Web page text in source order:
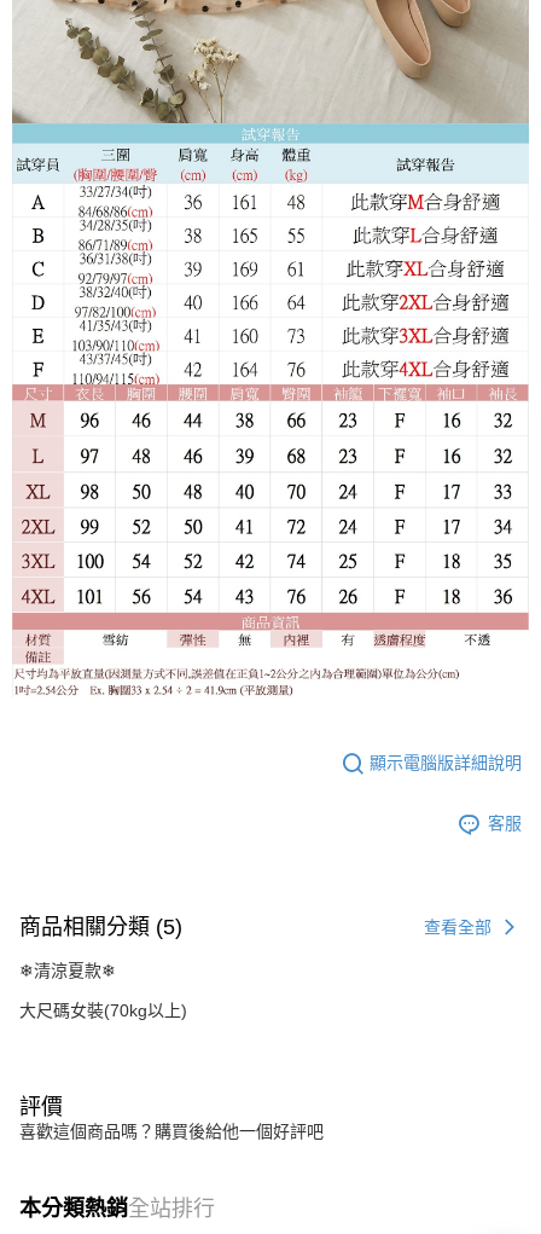
顯示電腦版詳細說明
客服
商品相關分類 (5) 查看全部
❄清涼夏款❄
大尺碼女裝(70kg以上)
評價
喜歡這個商品嗎？購買後給他一個好評吧
本分類熱銷全站排行